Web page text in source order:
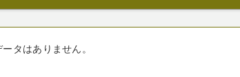
タはありません。